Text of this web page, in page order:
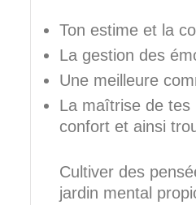
Ton estime et la
La gestion des
Une meilleure
La maîtrise de
confort et ainsi
Cultiver des
jardin mental